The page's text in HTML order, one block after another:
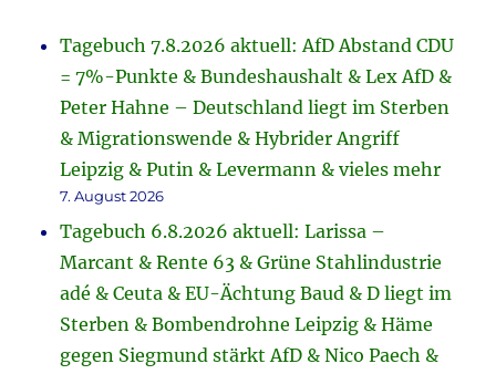
Tagebuch 7.8.2026 aktuell: AfD Abstand CDU
= 7%-Punkte & Bundeshaushalt & Lex AfD &
Peter Hahne – Deutschland liegt im Sterben
& Migrationswende & Hybrider Angriff
Leipzig & Putin & Levermann & vieles mehr
7. August 2026
Tagebuch 6.8.2026 aktuell: Larissa –
Marcant & Rente 63 & Grüne Stahlindustrie
adé & Ceuta & EU-Ächtung Baud & D liegt im
Sterben & Bombendrohne Leipzig & Häme
gegen Siegmund stärkt AfD & Nico Paech &